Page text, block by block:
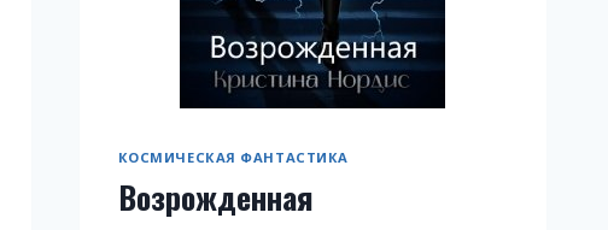
КОСМИЧЕСКАЯ ФАНТАСТИКА
Возрожденная